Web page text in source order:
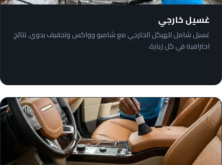
غسيل خارجي
غسيل شامل للهيكل الخارجي مع شامبو وواكس وتجفيف يدوي. نتائج
احترافية في كل زيارة.